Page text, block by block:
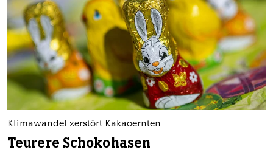
Klimawandel zerstört Kakaoernten
Teurere Schokohasen